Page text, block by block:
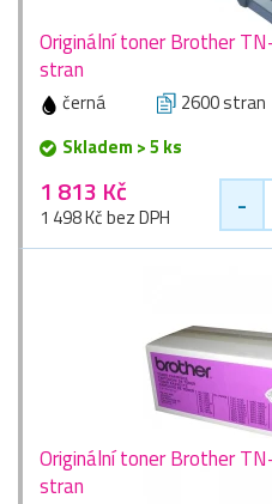
Originální toner Brother
stran
černá 2600 stran
Skladem > 5 ks
1 813 Kč
1 498 Kč bez DPH -
Originální toner Brother
stran